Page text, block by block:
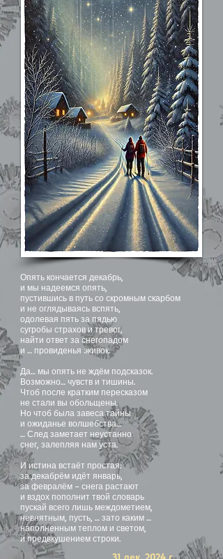
Опять кончается декабрь,
и мы надеемся опять,
пустившись в путь со скромным скарбом
и не оглядываясь вспять,
одолевая пять за пядью
сугробы страхов и тревог,
найти ответ за снегопадом
и … провиденья экивок.
Да… мы опять не ждём подсказок.
Возможно… чувств и тишины.
Чтоб после кратким пересказом
не стали вы обольщены.
Но чтоб была завеса тайны
и ожиданье волшебства…
… След заметает неустанно
снег, залепляя нам уста.
И истина встаёт простая:
за декабрём идёт январь,
за февралём – снега растают
и вздох пополнит твой словарь
пускай всего лишь междометием,
невнятным, пусть, … зато каким …
наполненным теплом и светом,
и предвкушением строки.
31 дек. 2024 г.